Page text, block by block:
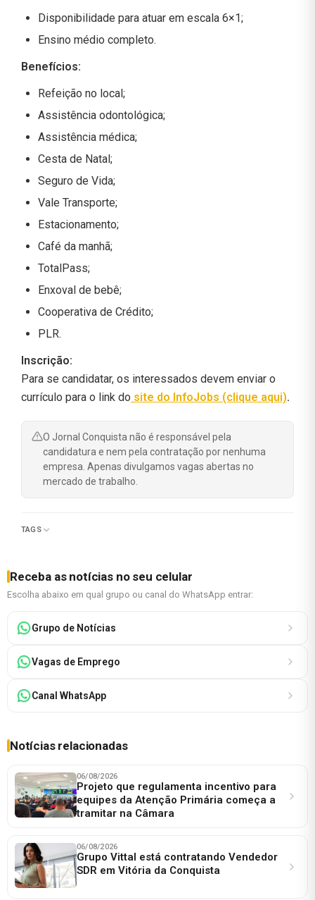
Disponibilidade para atuar em escala 6×1;
Ensino médio completo.
Benefícios:
Refeição no local;
Assistência odontológica;
Assistência médica;
Cesta de Natal;
Seguro de Vida;
Vale Transporte;
Estacionamento;
Café da manhã;
TotalPass;
Enxoval de bebê;
Cooperativa de Crédito;
PLR.
Inscrição:
Para se candidatar, os interessados devem enviar o
currículo para o link do site do InfoJobs (clique aqui).
O Jornal Conquista não é responsável pela
candidatura e nem pela contratação por nenhuma
empresa. Apenas divulgamos vagas abertas no
mercado de trabalho.
TAGS
Receba as notícias no seu celular
Escolha abaixo em qual grupo ou canal do WhatsApp entrar:
Grupo de Notícias
Vagas de Emprego
Canal WhatsApp
Notícias relacionadas
06/08/2026
Projeto que regulamenta incentivo para
equipes da Atenção Primária começa a
tramitar na Câmara
06/08/2026
Grupo Vittal está contratando Vendedor
SDR em Vitória da Conquista